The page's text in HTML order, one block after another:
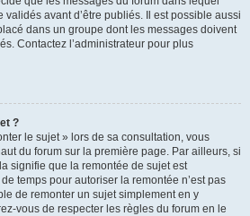
validés avant d’être publiés. Il est possible aussi
dans un groupe dont les messages doivent
Contactez l’administrateur pour plus
?
le sujet » lors de sa consultation, vous
du forum sur la première page. Par ailleurs, si
signifie que la remontée de sujet est
temps pour autoriser la remontée n’est pas
de remonter un sujet simplement en y
vous de respecter les règles du forum en le